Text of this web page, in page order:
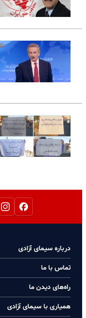
درباره سیمای آزادی
تماس با ما
راه‌های دیدن ما
همیاری با سیمای آزادی